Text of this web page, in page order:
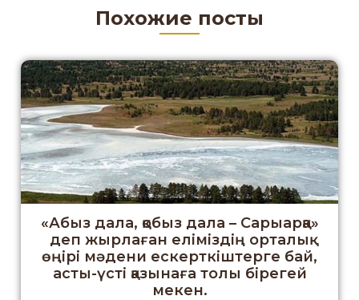
Похожие посты
«Абыз дала, қобыз дала – Сарыарқа»
деп жырлаған еліміздің орталық
өңірі мәдени ескерткіштерге бай,
асты-үсті қазынаға толы бірегей
мекен.